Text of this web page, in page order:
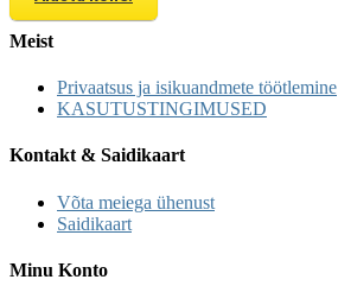
Meist
Privaatsus ja isikuandmete töötlemine
KASUTUSTINGIMUSED
Kontakt & Saidikaart
Võta meiega ühenust
Saidikaart
Minu Konto